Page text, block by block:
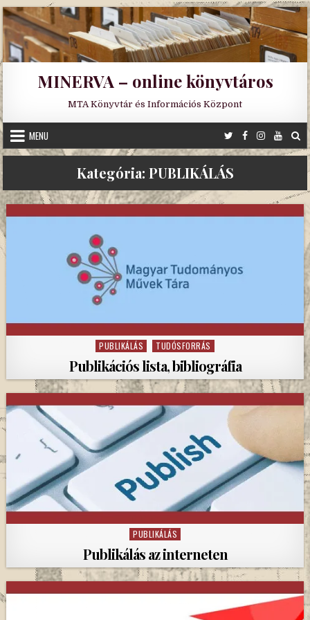
Skip
to
content
MINERVA – online könyvtáros
MTA Könyvtár és Információs Központ
MENU
Kategória: PUBLIKÁLÁS
Posted
in
PUBLIKÁLÁS TUDÓSFORRÁS
Publikációs lista, bibliográfia
Posted
in
PUBLIKÁLÁS
Publikálás az interneten